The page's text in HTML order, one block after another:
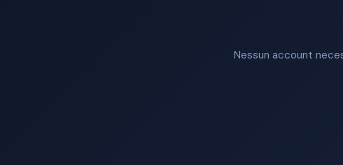
Nessun account